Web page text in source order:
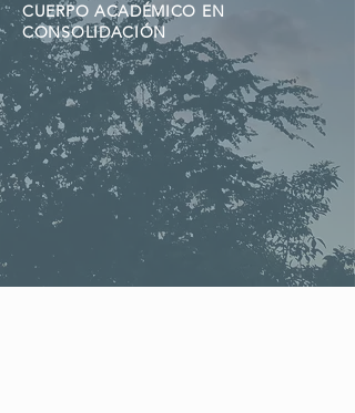
CUERPO ACADÉMICO EN
CONSOLIDACIÓN